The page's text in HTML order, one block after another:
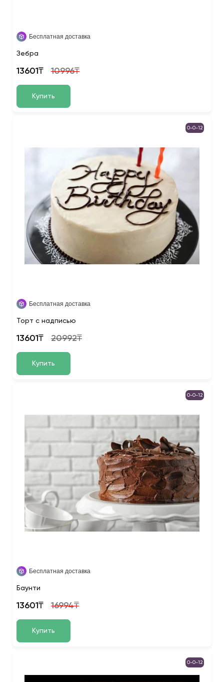
Бесплатная доставка
Зебра
13601₸ 10996₸
Купить
0-0-12
Бесплатная доставка
Торт с надписью
13601₸ 20992₸
Купить
0-0-12
Бесплатная доставка
Баунти
13601₸ 16994₸
Купить
0-0-12